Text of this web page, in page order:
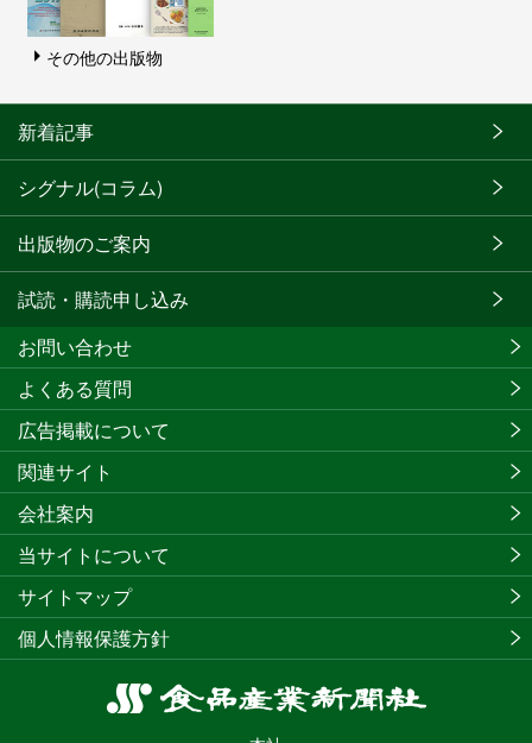
その他の出版物
新着記事
シグナル(コラム)
出版物のご案内
試読・購読申し込み
食
お問い合わせ
よくある質問
広告掲載について
関連サイト
会社案内
当サイトについて
サイトマップ
個人情報保護方針